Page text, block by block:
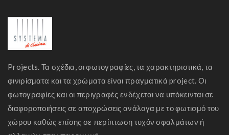
Projects. Τα σχέδια, οι φωτογραφίες, τα χαρακτηριστικά, τα
φινιρίσματα και τα χρώματα είναι πραγματικά project. Οι
φωτογραφίες και οι περιγραφές ενδέχεται να υπόκεινται σε
διαφοροποιήσεις σε αποχρώσεις ανάλογα με το φωτισμό του
χώρου καθώς επίσης σε περίπτωση τυχόν σφαλμάτων ή